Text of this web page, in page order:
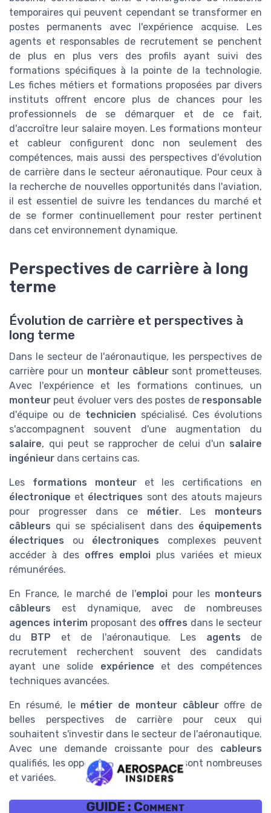
temporaires qui peuvent cependant se transformer en
postes permanents avec l'expérience acquise. Les
agents et responsables de recrutement se penchent
de plus en plus vers des profils ayant suivi des
formations spécifiques à la pointe de la technologie.
Les fiches métiers et formations proposées par divers
instituts offrent encore plus de chances pour les
professionnels de se démarquer et de ce fait,
d'accroître leur salaire moyen. Les formations monteur
et cableur configurent donc non seulement des
compétences, mais aussi des perspectives d'évolution
de carrière dans le secteur aéronautique. Pour ceux à
la recherche de nouvelles opportunités dans l'aviation,
il est essentiel de suivre les tendances du marché et
de se former continuellement pour rester pertinent
dans cet environnement dynamique.
Perspectives de carrière à long
terme
Évolution de carrière et perspectives à
long terme
Dans le secteur de l'aéronautique, les perspectives de
carrière pour un monteur câbleursont prometteuses.
Avec l'expérience et les formations continues, un
monteur peut évoluer vers des postes de responsable
d'équipe ou de technicien spécialisé. Ces évolutions
s'accompagnent souvent d'une augmentation du
salaire, qui peut se rapprocher de celui d'un salaire
ingénieur dans certains cas.
Les formations monteuret les certifications en
électronique et électriques sont des atouts majeurs
pour progresser dans ce métier. Les monteurs
câbleurs qui se spécialisent dans des équipements
électriques ou électroniques complexes peuvent
accéder à des offres emploi plus variées et mieux
rémunérées.
En France, le marché de l'emploipour les monteurs
câbleurs est dynamique, avec de nombreuses
agences interimproposant des offres dans le secteur
du BTP et de l'aéronautique. Les agents de
recrutement recherchent souvent des candidats
ayant une solide expérience et des compétences
techniques avancées.
En résumé, le métier de monteur câbleuroffre de
belles perspectives de carrière pour ceux qui
souhaitent s'investir dans le secteur de l'aéronautique.
Avec une demande croissante pour des cableurs
qualifiés, les opportunités d'évolution sont nombreuses
et variées.
GUIDE : Comment